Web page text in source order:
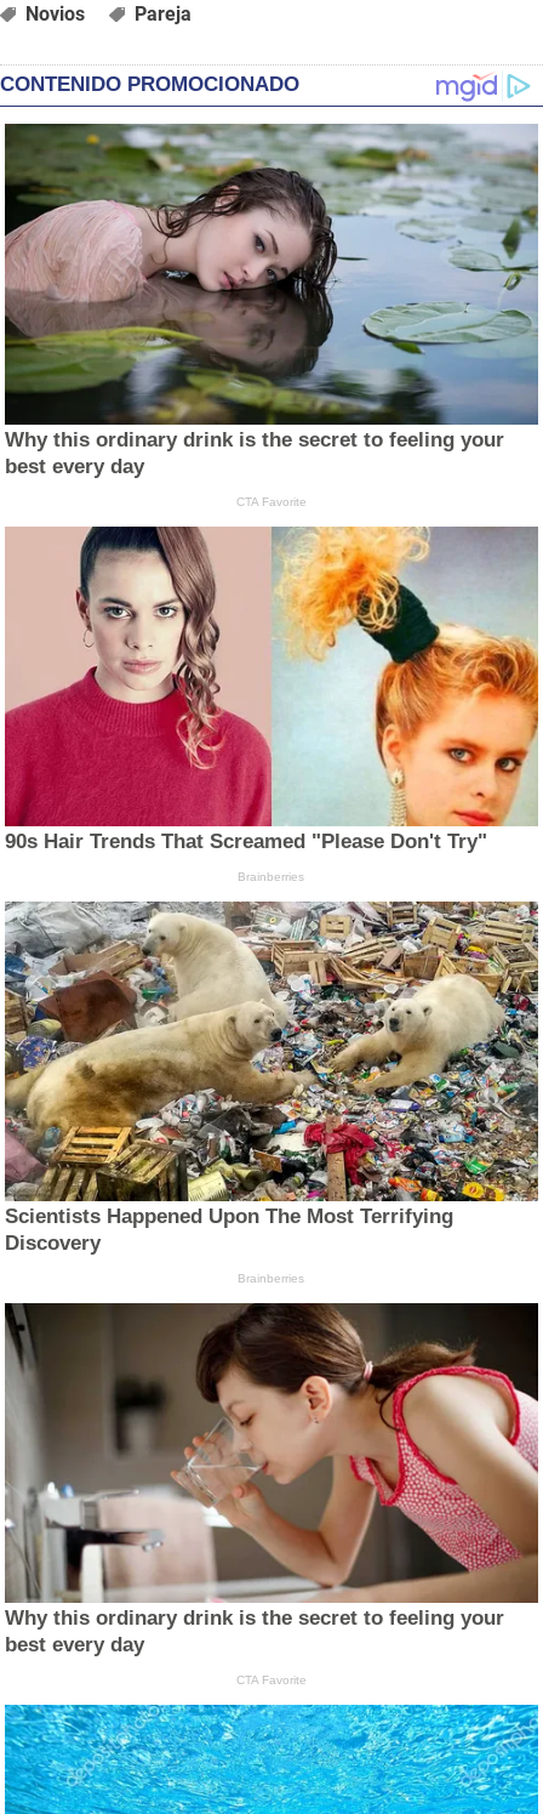
Novios Pareja
CONTENIDO PROMOCIONADO
Why this ordinary drink is the secret to feeling your
best every day
CTA Favorite
90s Hair Trends That Screamed "Please Don't Try"
Brainberries
Scientists Happened Upon The Most Terrifying
Discovery
Brainberries
Why this ordinary drink is the secret to feeling your
best every day
CTA Favorite